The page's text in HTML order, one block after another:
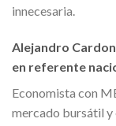
innecesaria.
Alejandro
en referente
Economista con
mercado bursátil